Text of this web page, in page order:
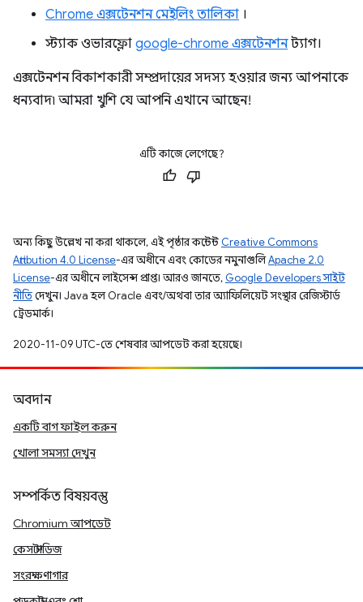
Chrome এক্সটেনশন মেইলিং তালিকা ।
স্ট্যাক ওভারফ্লো google-chrome এক্সটেনশনট্যাগ।
এক্সটেনশন বিকাশকারী সম্প্রদায়ের সদস্য হওয়ার জন্য আপনাকে
ধন্যবাদ৷ আমরা খুশি যে আপনি এখানে আছেন!
এটি কাজে লেগেছে?
অন্য কিছু উল্লেখ না করা থাকলে, এই পৃষ্ঠার কন্টেন্ট Creative Commons
Attribution 4.0 License-এর অধীনে এবং কোডের নমুনাগুলিApache 2.0
License-এর অধীনে লাইসেন্স প্রাপ্ত। আরও জানতে, Google Developers সাইট
নীতিদেখুন। Java হল Oracle এবং/অথবা তার অ্যাফিলিয়েট সংস্থার রেজিস্টার্ড
ট্রেডমার্ক।
2020-11-09 UTC-তে শেষবার আপডেট করা হয়েছে।
অবদান
একটি বাগ ফাইল করুন
খোলা সমস্যা দেখুন
সম্পর্কিত বিষয়বস্তু
Chromium আপডেট
কেস স্টাডিজ
সংরক্ষণাগার